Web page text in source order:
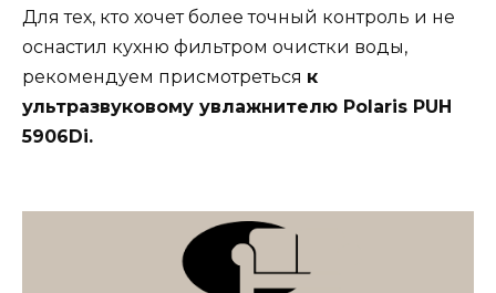
Для тех, кто хочет более точный контроль и не
оснастил кухню фильтром очистки воды,
рекомендуем присмотреться к
ультразвуковому увлажнителю Polaris PUH
5906Di.